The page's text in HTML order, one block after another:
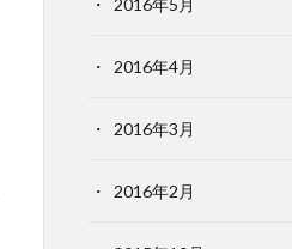
2016年5月
2016年4月
2016年3月
2016年2月